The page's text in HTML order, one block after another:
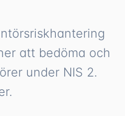
att bedöma och
under NIS 2.